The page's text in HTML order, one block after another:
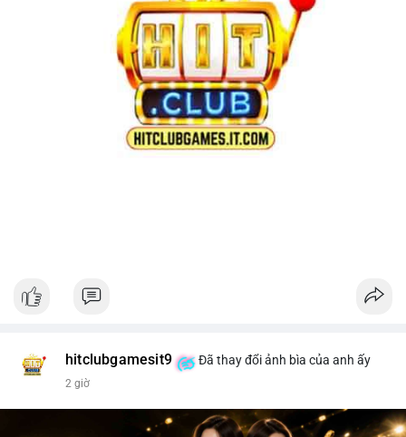
hitclubgamesit9 Đã thay đổi ảnh bìa của anh ấy
2 giờ